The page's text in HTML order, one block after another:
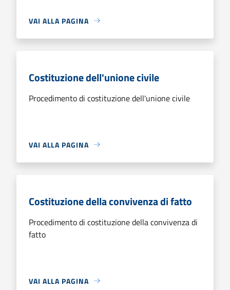
VAI ALLA PAGINA
Costituzione dell'unione civile
Procedimento di costituzione dell'unione civile
VAI ALLA PAGINA
Costituzione della convivenza di fatto
Procedimento di costituzione della convivenza di
fatto
VAI ALLA PAGINA